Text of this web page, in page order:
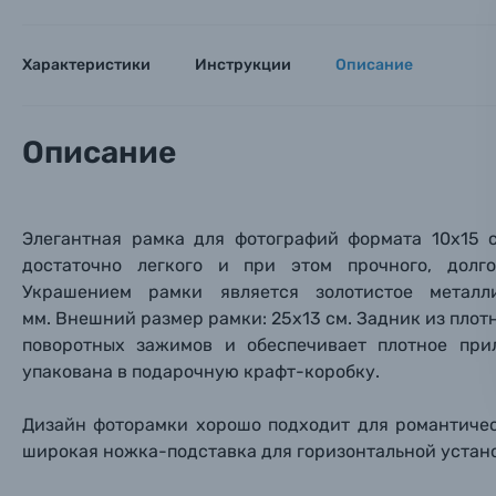
Электроника
Осветительное оборудование
Фоторамки
Вами с
Характеристики Инструкции Описание
Описание
Элегантная рамка для фотографий формата
достаточно легкого и при этом прочного,
Украшением рамки является золотистое
мм. Внешний размер рамки: 25х13 см. Задник из
поворотных зажимов и обеспечивает плотное
упакована в подарочную крафт-коробку.
Дизайн фоторамки хорошо подходит для
широкая ножка-подставка для горизонтальной